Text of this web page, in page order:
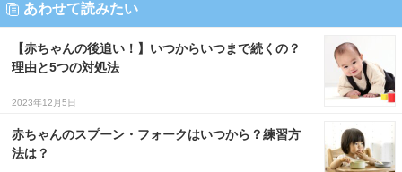
あわせて読みたい
【赤ちゃんの後追い！】いつからいつまで続くの？
理由と5つの対処法
2023年12月5日
赤ちゃんのスプーン・フォークはいつから？練習方
法は？